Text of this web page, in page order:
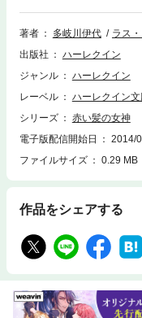
めっぽう弱く、最初こそ冷
も、いつしかサラに惹かれ
ば、彼女を手に入れられる
著者 多岐川伊代
ラス
出版社
ハーレクイン
ジャンル
ハーレクイン
レーベル
ハーレクイン文
シリーズ
赤い髪の女神
電子版配信開始日
2014/
ファイルサイズ
0.29 MB
作品をシェアする